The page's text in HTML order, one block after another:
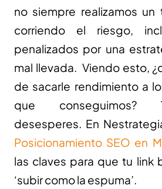
no siempre realizamos un
corriendo el riesgo,
penalizados por una
mal llevada. Viendo esto,
de sacarle rendimiento a
que conseguimos?
desesperes. En
Posicionamiento SEO en
las claves para que tu link
‘subir como la espuma’.